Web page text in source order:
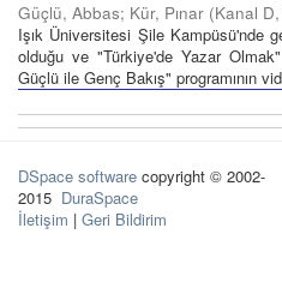
Güçlü, Abbas; Kür, Pınar (Kanal D,
Işık Üniversitesi Şile Kampüsü'nde
olduğu ve "Türkiye'de Yazar
Güçlü ile Genç Bakış" programının
DSpace software copyright © 2002-
2015 DuraSpace
İletişim | Geri Bildirim